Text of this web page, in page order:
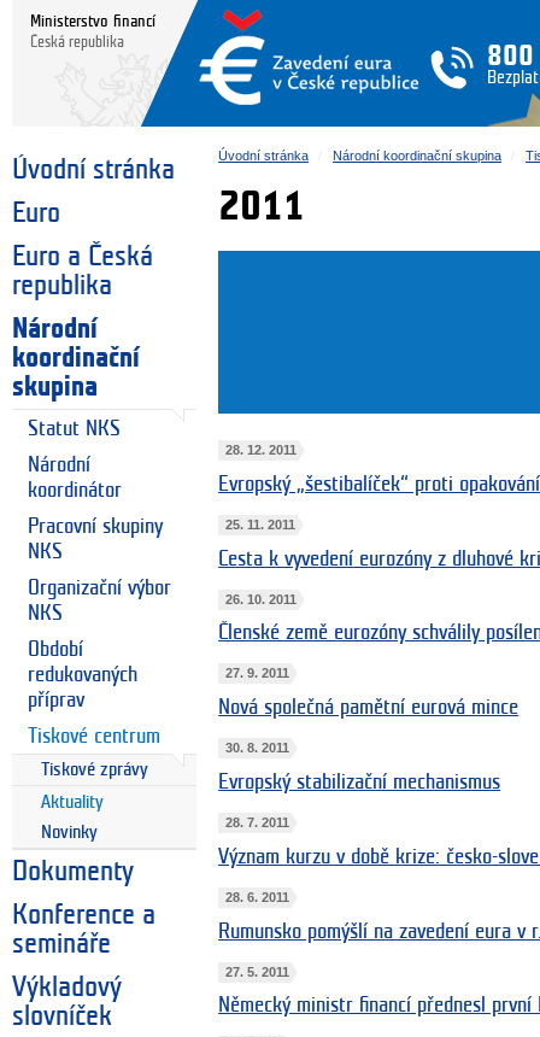
Ministerstvo financí
Česká republika
800
Úvodní stránka
Euro
Euro a Česká
republika
Národní
koordinační
skupina
Statut NKS
Národní
koordinátor
Pracovní skupiny
NKS
Organizační výbor
NKS
Období
redukovaných
příprav
Tiskové centrum
Tiskové zprávy
Aktuality
Novinky
Dokumenty
Konference a
semináře
Výkladový
slovníček
Úvodní stránka Národní koordinační skupina
2011
28. 12. 2011
Evropský „šestibalíček“ proti
25. 11. 2011
Cesta k vyvedení eurozóny z dluhové
26. 10. 2011
Členské země eurozóny schválily
27. 9. 2011
Nová společná pamětní eurová mince
30. 8. 2011
Evropský stabilizační mechanismus
28. 7. 2011
Význam kurzu v době krize: česko-
28. 6. 2011
Rumunsko pomýšlí na zavedení eura v
27. 5. 2011
Německý ministr financí přednesl první